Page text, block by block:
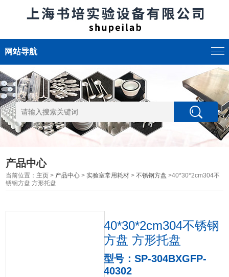
网站导航
产品中心
当前位置： 主页 > 产品中心 >实验室常用耗材 >不锈钢方盘 >40*30*2cm304不
锈钢方盘 方形托盘
40*30*2cm304不锈钢
方盘 方形托盘
型号：SP-304BXGFP-
40302